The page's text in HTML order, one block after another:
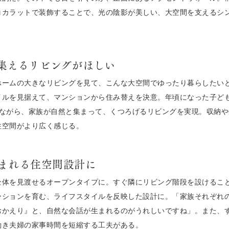
ラットで装飾することで、光の陰影が美しい、大空間を支えるシ
えるリビングがほしい
ムの大きなリビングを見て、こんな大空間でゆったり暮らしたい
を見据えて、マンションから住み替えを決意。年頃になった子ど
がら、家族が自然と集まって、くつろげるリビングを実現。収納
間がより広く感じる。
れる住空間設計に
を見渡せるオープンタイプに。すぐ隣にリビング階段を設けるこ
ョンを育む、ライフスタイルを反映した設計に。「家族それぞれ
えり』と、自然な会話が生まれるのがうれしいですね」。また、
夫婦の家事時間を短縮する工夫がある。